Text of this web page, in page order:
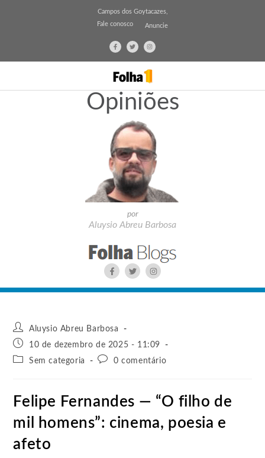
Campos dos Goytacazes,
Fale conosco
Anuncie
Opiniões
por
Aluysio Abreu Barbosa
Aluysio Abreu Barbosa
10 de dezembro de 2025 - 11:09
Sem categoria
0 comentário
Felipe Fernandes — “O filho de
mil homens”: cinema, poesia e
afeto